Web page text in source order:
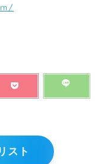
スト